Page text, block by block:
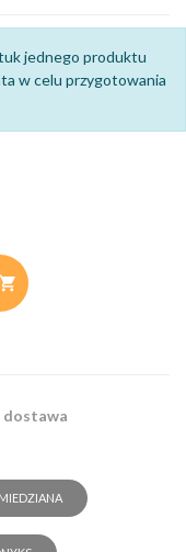
jednego produktu
w celu przygotowania
dostawa
MIEDZIANA